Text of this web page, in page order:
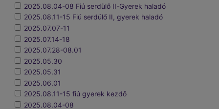
2025.08.04-08 Fiú serdülő II-Gyerek haladó
2025.08.11-15 Fiú serdülő II, gyerek haladó
2025.07.07-11
2025.07.14-18
2025.07.28-08.01
2025.05.30
2025.05.31
2025.06.01
2025.08.11-15 fiú gyerek kezdő
2025.08.04-08